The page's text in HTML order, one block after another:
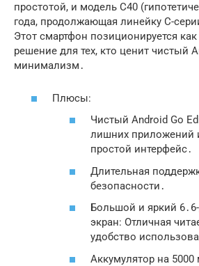
простотой, и модель C40
года, продолжающая линейку C-
Этот смартфон позиционируется
решение для тех, кто ценит чистый
минимализм․
Плюсы:
Чистый Android Go
лишних приложений
простой интерфейс․
Длительная
безопасности․
Большой и яркий
экран: Отличная
удобство
Аккумулятор на